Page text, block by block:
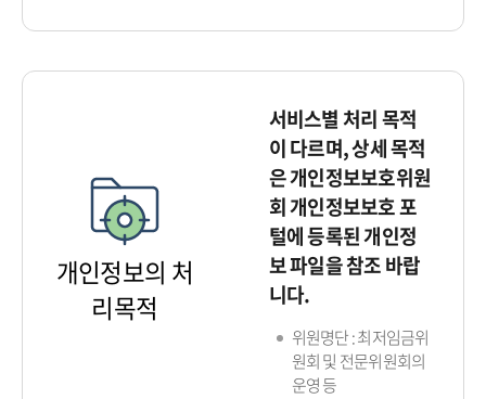
개인정보의 처
리목적
서비스별 처리 목적
이 다르며, 상세 목적
은 개인정보보호위원
회 개인정보보호 포
털에 등록된 개인정
보 파일을 참조 바랍
니다.
위원명단 : 최저임금위
원회 및 전문위원회의
운영 등